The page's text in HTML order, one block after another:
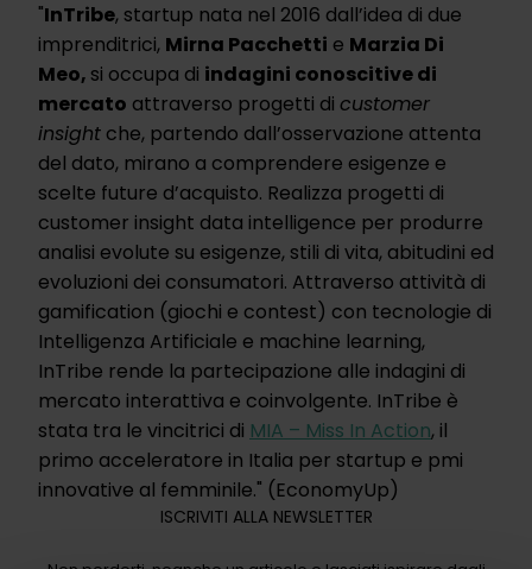
"InTribe, startup nata nel 2016 dall’idea di due
imprenditrici, Mirna Pacchetti e Marzia Di
Meo, si occupa di indagini conoscitive di
mercato attraverso progetti di customer
insight che, partendo dall’osservazione attenta
del dato, mirano a comprendere esigenze e
scelte future d’acquisto. Realizza progetti di
customer insight data intelligence per produrre
analisi evolute su esigenze, stili di vita, abitudini ed
evoluzioni dei consumatori. Attraverso attività di
gamification (giochi e contest) con tecnologie di
Intelligenza Artificiale e machine learning,
InTribe rende la partecipazione alle indagini di
mercato interattiva e coinvolgente. InTribe è
stata tra le vincitrici di MIA – Miss In Action, il
primo acceleratore in Italia per startup e pmi
innovative al femminile." (EconomyUp)
ISCRIVITI ALLA NEWSLETTER